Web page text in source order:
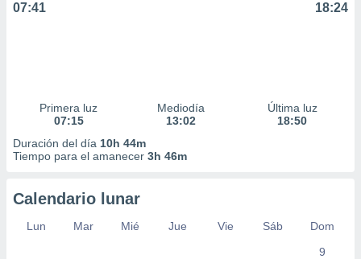
07:41 18:24
Primera luz
07:15
Mediodía
13:02
Última luz
18:50
Duración del día 10h 44m
Tiempo para el amanecer 3h 46m
Calendario lunar
Lun Mar Mié Jue Vie Sáb
Dom
9